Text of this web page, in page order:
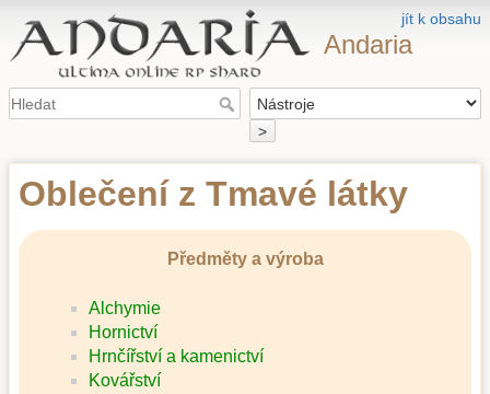
jít k obsahu
Andaria
>
Oblečení z Tmavé látky
Předměty a výroba
Alchymie
Hornictví
Hrnčířství a kamenictví
Kovářství